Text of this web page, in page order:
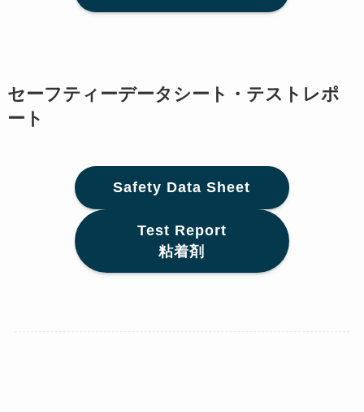
セーフティーデータシート・テストレポ
ート
Safety Data Sheet
Test Report
粘着剤